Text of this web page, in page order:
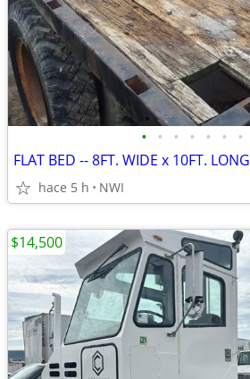
• • • • • • •
FLAT BED -- 8FT. WIDE x 10FT. LONG
hace 5 h NWI
$14,500